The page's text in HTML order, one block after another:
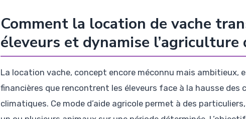
Comment la location de vache
éleveurs et dynamise l’agriculture
La location vache, concept encore méconnu mais ambitieux,
financières que rencontrent les éleveurs face à la hausse
climatiques. Ce mode d’aide agricole permet à des